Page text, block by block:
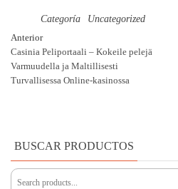
Categoría Uncategorized
Navegación
de
entradas
Entrada
anterior
Anterior
Casinia Peliportaali – Kokeile pelejä
Varmuudella ja Maltillisesti
Turvallisessa Online-kasinossa
BUSCAR PRODUCTOS